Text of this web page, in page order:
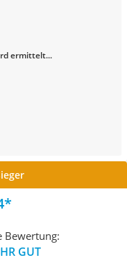
ermittelt...
Bewertung:
GUT